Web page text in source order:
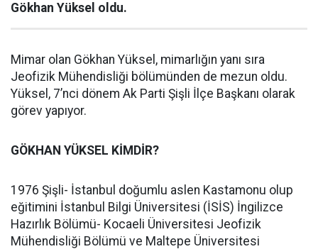
Gökhan Yüksel oldu.
Mimar olan Gökhan Yüksel, mimarlığın yanı sıra
Jeofizik Mühendisliği bölümünden de mezun oldu.
Yüksel, 7’nci dönem Ak Parti Şişli İlçe Başkanı olarak
görev yapıyor.
GÖKHAN YÜKSEL KİMDİR?
1976 Şişli- İstanbul doğumlu aslen Kastamonu olup
eğitimini İstanbul Bilgi Üniversitesi (İSİS) İngilizce
Hazırlık Bölümü- Kocaeli Üniversitesi Jeofizik
Mühendisliği Bölümü ve Maltepe Üniversitesi